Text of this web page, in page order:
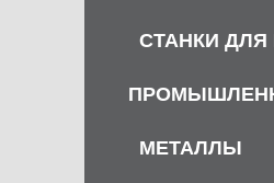
СТАНКИ
МЕТАЛЛЫ